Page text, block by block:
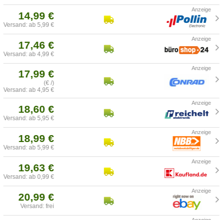
14,99 €
Versand: ab 5,99 €
17,46 €
Versand: ab 4,99 €
17,99 €
(€ /)
Versand: ab 4,95 €
18,60 €
Versand: ab 5,95 €
18,99 €
Versand: ab 5,99 €
19,63 €
Versand: ab 0,99 €
20,99 €
Versand: frei